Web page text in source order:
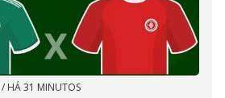
/ HÁ 31 MINUTOS